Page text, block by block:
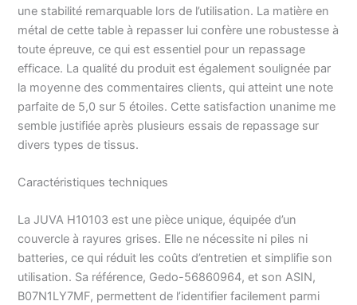
IRONFIX avec tiroir
coulissant, housse et kit
powered by
Heimwerkertools Produit
de qualité fabriqué en
Allemagne – Contenu de
la livraison : 1 planche à
Heimwerkertools
une stabilité remarquable lors de l’utilisation. La matière en
métal de cette table à repasser lui confère une robustesse à
toute épreuve, ce qui est essentiel pour un repassage
efficace. La qualité du produit est également soulignée par
la moyenne des commentaires clients, qui atteint une note
parfaite de 5,0 sur 5 étoiles. Cette satisfaction unanime me
semble justifiée après plusieurs essais de repassage sur
divers types de tissus.
Caractéristiques techniques
La JUVA H10103 est une pièce unique, équipée d’un
couvercle à rayures grises. Elle ne nécessite ni piles ni
batteries, ce qui réduit les coûts d’entretien et simplifie son
utilisation. Sa référence, Gedo-56860964, et son ASIN,
B07N1LY7MF, permettent de l’identifier facilement parmi